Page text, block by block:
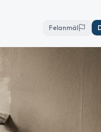
Felanmäl